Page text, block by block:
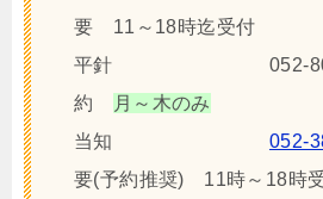
要 11～18時迄受付
平針 052-802-
約
月～木のみ
当知 052-
要(予約推奨) 11時～18時